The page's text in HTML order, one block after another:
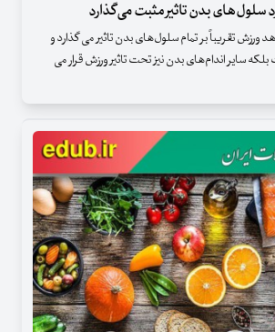
سلول‌های بدن تاثیر مثبت می‌گذارد
تقریباً بر تمام سلول‌های بدن تاثیر می گذارد و
سایر اندام‌های بدن نیز تحت تاثیر ورزش قرار می